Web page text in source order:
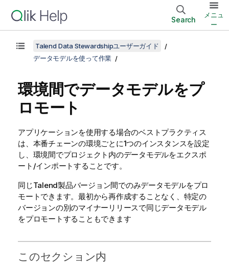
Search
メニュ
ー
Talend Data Stewardshipユーザーガイド
データモデルを使って作業
環境間でデータモデルをプ
ロモート
アプリケーションを使用する場合のベストプラクティス
は、本番チェーンの環境ごとに1つのインスタンスを設定
し、環境間でプロジェクト内のデータモデルをエクスポ
ート/インポートすることです。
同じTalend製品バージョン間でのみデータモデルをプロ
モートできます。最初から再作成することなく、特定の
バージョンの別のマイナーリリースで同じデータモデル
をプロモートすることもできます
このセクション内